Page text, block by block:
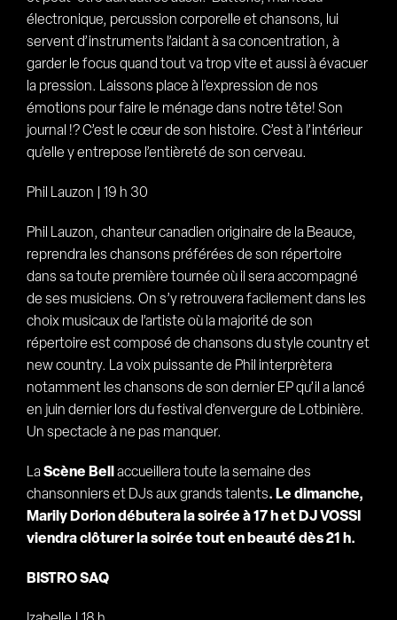
électronique, percussion corporelle et chansons, lui
servent d’instruments l’aidant à sa concentration, à
garder le focus quand tout va trop vite et aussi à évacuer
la pression. Laissons place à l’expression de nos
émotions pour faire le ménage dans notre tête! Son
journal !? C’est le cœur de son histoire. C’est à l’intérieur
qu’elle y entrepose l’entièreté de son cerveau.
Phil Lauzon | 19 h 30
Phil Lauzon, chanteur canadien originaire de la Beauce,
reprendra les chansons préférées de son répertoire
dans sa toute première tournée où il sera accompagné
de ses musiciens. On s’y retrouvera facilement dans les
choix musicaux de l’artiste où la majorité de son
répertoire est composé de chansons du style country et
new country. La voix puissante de Phil interprètera
notamment les chansons de son dernier EP qu’il a lancé
en juin dernier lors du festival d’envergure de Lotbinière.
Un spectacle à ne pas manquer.
LaScène Bell
accueillera toute la semaine des
chansonniers et DJs aux grands talents. Le dimanche,
Marily Dorion débutera la soirée à 17 h et DJ VOSSI
viendra clôturer la soirée tout en beauté dès 21 h.
BISTRO SAQ